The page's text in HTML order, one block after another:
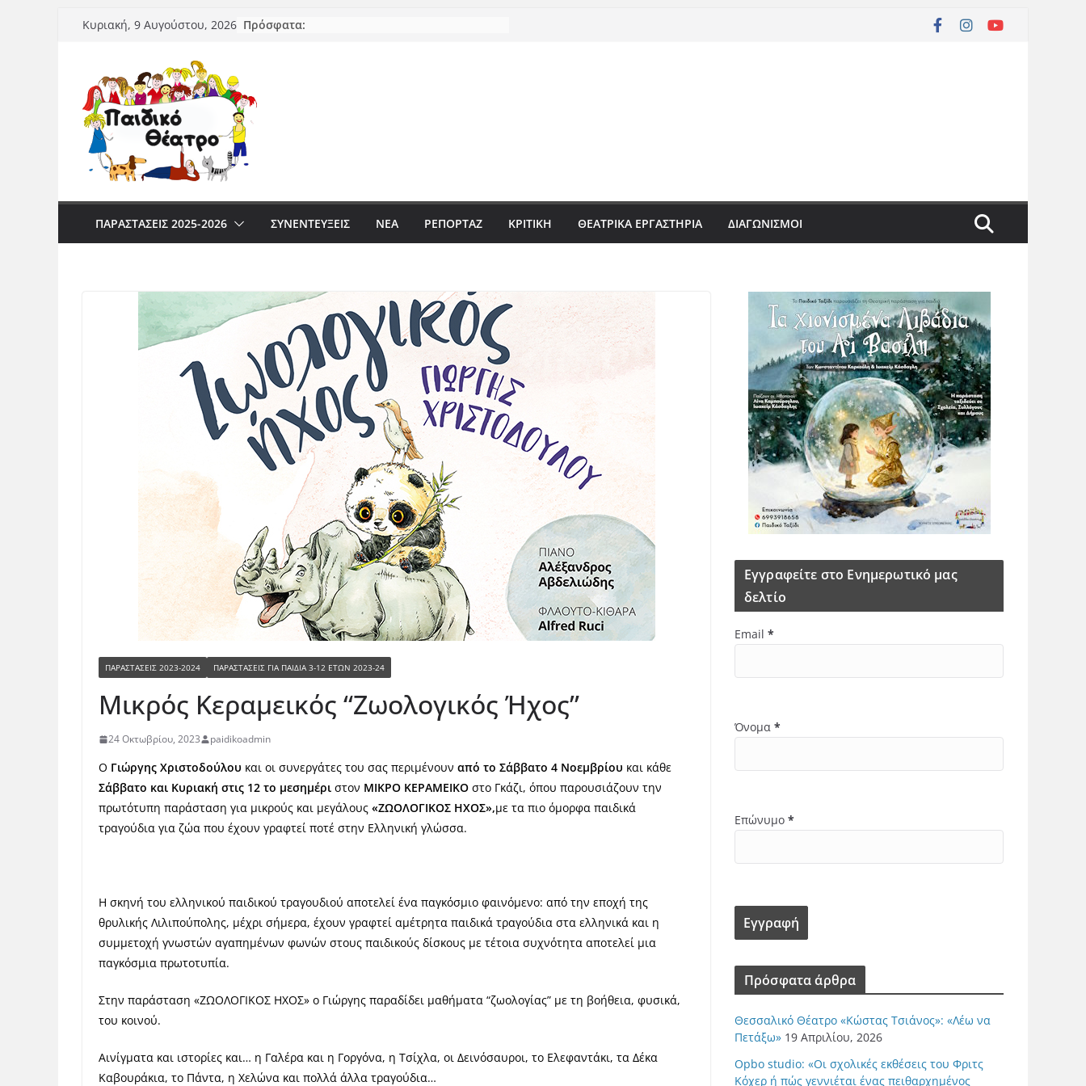
Μετάβαση
Κυριακή, 9 Αυγούστου, 2026 Πρόσφατα:
ΠΑΡΑΣΤΆΣΕΙΣ 2025-2026 ΣΥΝΕΝΤΕΥΞΕΙΣ ΝΈΑ ΡΕΠΟΡΤΆΖ ΚΡΙΤΙΚΗ ΘΕΑΤΡΙΚΑ ΕΡΓΑΣΤΗΡΙΑ ΔΙΑΓΩΝΙΣΜΟΙ
ΠΑΡΑΣΤΆΣΕΙΣ 2023-2024 ΠΑΡΑΣΤΆΣΕΙΣ ΓΙΑ ΠΑΙΔΙΆ 3-12 ΕΤΏΝ 2023-24
Μικρός Κεραμεικός “Ζωολογικός Ήχος”
24 Οκτωβρίου, 2023 paidikoadmin
Ο Γιώργης Χριστοδούλου και οι συνεργάτες του σας περιμένουν από το Σάββατο 4 Νοεμβρίου και κάθε
Σάββατο και Κυριακή στις 12 το μεσημέρι στον ΜΙΚΡΟ ΚΕΡΑΜΕΙΚΟ στο Γκάζι, όπου παρουσιάζουν την
πρωτότυπη παράσταση για μικρούς και μεγάλους «ΖΩΟΛΟΓΙΚΟΣ ΗΧΟΣ»,με τα πιο όμορφα παιδικά
τραγούδια για ζώα που έχουν γραφτεί ποτέ στην Ελληνική γλώσσα.
Η σκηνή του ελληνικού παιδικού τραγουδιού αποτελεί ένα παγκόσμιο φαινόμενο: από την εποχή της
θρυλικής Λιλιπούπολης, μέχρι σήμερα, έχουν γραφτεί αμέτρητα παιδικά τραγούδια στα ελληνικά και η
συμμετοχή γνωστών αγαπημένων φωνών στους παιδικούς δίσκους με τέτοια συχνότητα αποτελεί μια
παγκόσμια πρωτοτυπία.
Στην παράσταση «ΖΩΟΛΟΓΙΚΟΣ ΗΧΟΣ» ο Γιώργης παραδίδει μαθήματα “ζωολογίας” με τη βοήθεια, φυσικά,
του κοινού.
Αινίγματα και ιστορίες και… η Γαλέρα και η Γοργόνα, η Τσίχλα, οι Δεινόσαυροι, το Ελεφαντάκι, τα Δέκα
Καβουράκια, το Πάντα, η Χελώνα και πολλά άλλα τραγούδια…
Εγγραφείτε στο Ενημερωτικό μας
δελτίο
Email *
Όνομα *
Επώνυμο *
Πρόσφατα άρθρα
Θεσσαλικό Θέατρο «Κώστας Τσιάνος»: «Λέω να
Πετάξω» 19 Απριλίου, 2026
Opbo studio: «Οι σχολικές εκθέσεις του Φριτς
Κόχερ ή πώς γεννιέται ένας πειθαρχημένος